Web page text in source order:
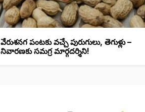
వేరుశనగ పంటకు వచ్చే పురుగులు, తెగుళ్లు –
నివారణకు సమగ్ర మార్గదర్శిని!